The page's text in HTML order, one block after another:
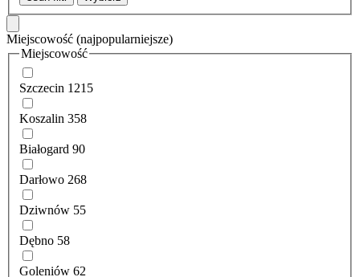
Miejscowość (najpopularniejsze)
Miejscowość
Szczecin 1215
Koszalin 358
Białogard 90
Darłowo 268
Dziwnów 55
Dębno 58
Goleniów 62